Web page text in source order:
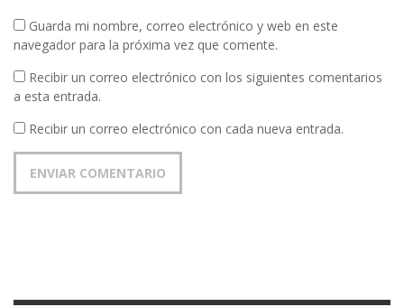
Guarda mi nombre, correo electrónico y web en este
navegador para la próxima vez que comente.
Recibir un correo electrónico con los siguientes comentarios
a esta entrada.
Recibir un correo electrónico con cada nueva entrada.